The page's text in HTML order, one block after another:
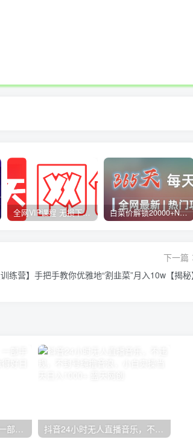
全网VIP课程 无损下载~ 白菜价解锁20000+N个赚钱机会，加入蓝天网创会员，全站资源免费学习。
下一篇
训练营】手把手教你优雅地“割韭菜”月入10w【揭秘
小红书最新拉新野路子，一部手机即可操作，一单15块，做得好日入2000+ 抖音24小时无人直播音乐，不违规，不封号纯撸音浪，小白实操当天日入1000+